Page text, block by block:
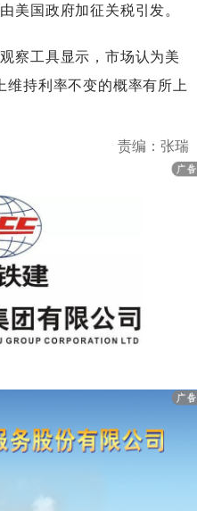
美国政府加征关税引发。
工具显示，市场认为美
维持利率不变的概率有所上
责编：张瑞